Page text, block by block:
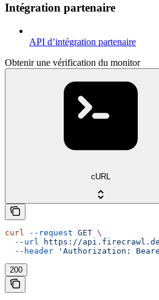
Intégration partenaire
API d’intégration partenaire
Obtenir une vérification du monitor
cURL
curl --request GET \
  --url
https://
  --header
'Authorization:
200